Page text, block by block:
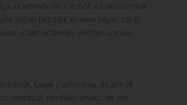
az ammóniát a vízből, a baktériumok
idővel telítődik és nem képes több
Ezért érdemes minden szezon
tavak – ammónia, és annak
nevezzük nitrifikációnak… de mit